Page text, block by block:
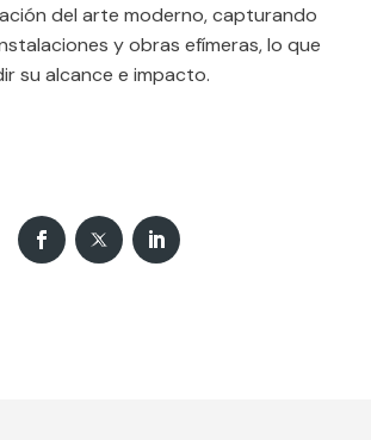
del arte moderno, capturando
y obras efímeras, lo que
su alcance e impacto.